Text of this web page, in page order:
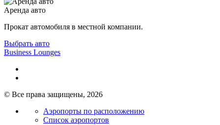
Аренда авто
Прокат автомобиля в местной компании.
Выбрать авто
Business Lounges
© Все права защищены, 2026
Аэропорты по расположению
Список аэропортов